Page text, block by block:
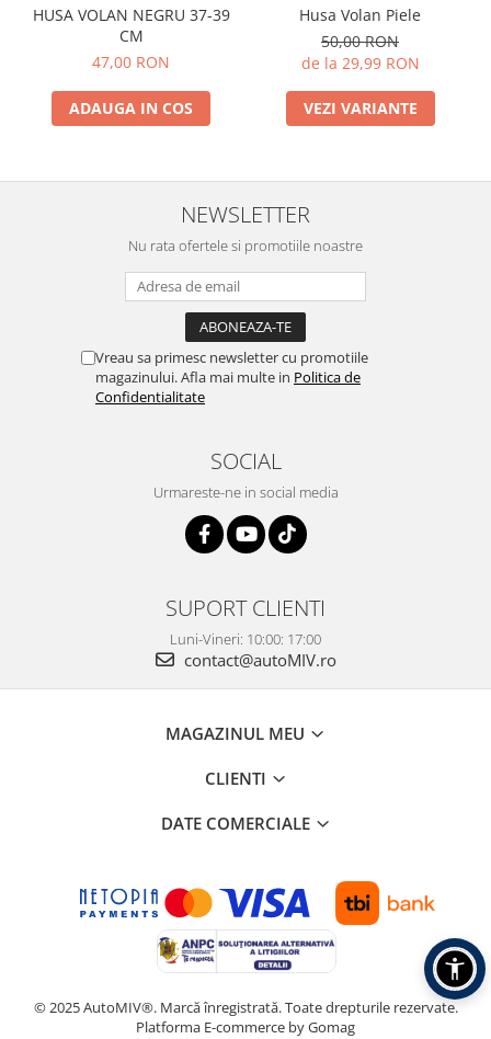
HUSA VOLAN NEGRU 37-39
CM
47,00 RON
ADAUGA IN COS
Husa Volan Piele
50,00 RON
de la 29,99 RON
VEZI VARIANTE
NEWSLETTER
Nu rata ofertele si promotiile noastre
Vreau sa primesc newsletter cu promotiile
magazinului. Afla mai multe in Politica de
Confidentialitate
SOCIAL
Urmareste-ne in social media
SUPORT CLIENTI
Luni-Vineri: 10:00: 17:00
contact@autoMIV.ro
MAGAZINUL MEU
CLIENTI
DATE COMERCIALE
© 2025 AutoMIV®. Marcă înregistrată. Toate drepturile rezervate.
Platforma E-commerce by Gomag